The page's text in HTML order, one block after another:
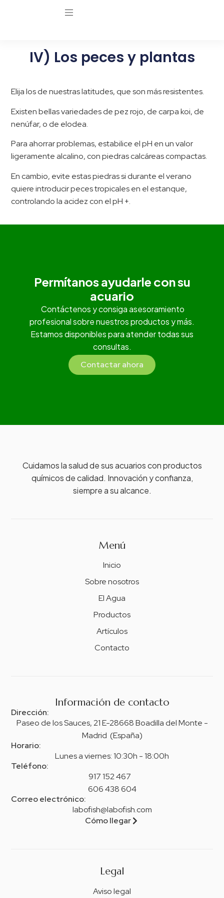
IV) Los peces y plantas
Elija los de nuestras latitudes, que son más resistentes.
Existen bellas variedades de pez rojo, de carpa koi, de
nenúfar, o de elodea.
Para ahorrar problemas, estabilice el pH en un valor
ligeramente alcalino, con piedras calcáreas compactas.
En cambio, evite estas piedras si durante el verano
quiere introducir peces tropicales en el estanque,
controlando la acidez con el pH +.
Permítanos ayudarle con su
acuario
Contáctenos y consiga asesoramiento
profesional sobre nuestros productos y más.
Estamos disponibles para atender todas sus
consultas.
Contactar ahora
Cuidamos la salud de sus acuarios con productos
químicos de calidad. Innovación y confianza,
siempre a su alcance.
Menú
Inicio
Sobre nosotros
El Agua
Productos
Artículos
Contacto
Información de contacto
Dirección:
Paseo de los Sauces, 21 E-28668 Boadilla del Monte -
Madrid (España)
Horario:
Lunes a viernes: 10:30h - 18:00h
Teléfono:
917 152 467
606 438 604
Correo electrónico:
labofish@labofish.com
Cómo llegar
Legal
Aviso legal